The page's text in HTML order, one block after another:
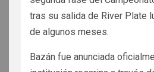
tras su salida de River Plate
de algunos meses.
Bazán fue anunciada